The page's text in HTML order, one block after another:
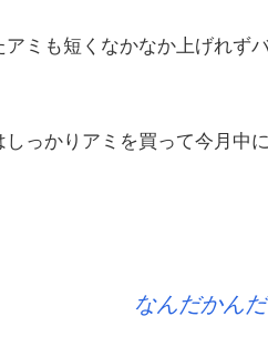
ミも短くなかなか上げれず
っかりアミを買って今月中
なんだかん